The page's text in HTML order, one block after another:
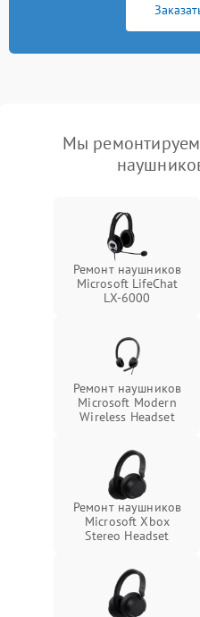
Мы
Ремонт наушников
Microsoft LifeChat
LX-6000
Ремонт наушников
Microsoft Modern
Wireless Headset
Ремонт наушников
Microsoft Xbox
Stereo Headset